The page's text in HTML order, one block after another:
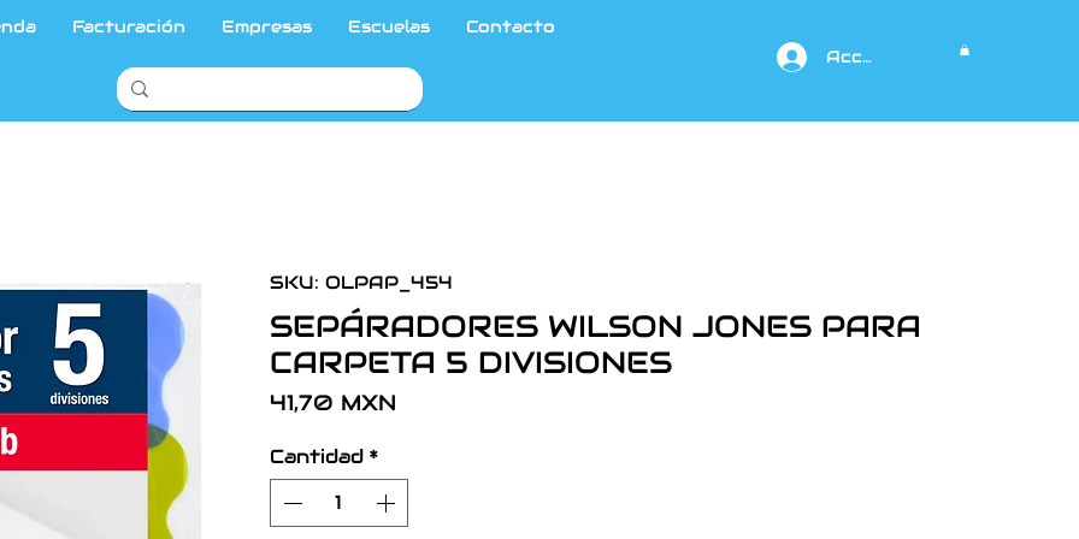
Facturación Empresas Escuelas
Contacto
Acceso
SKU: OLPAP_454
SEPÁRADORES WILSON JONES PARA
CARPETA 5 DIVISIONES
41,70 MXN
Cantidad *